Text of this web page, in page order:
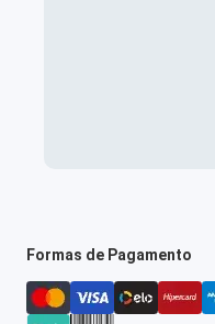
Formas de Pagamento